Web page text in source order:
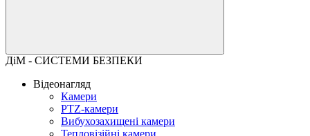
ДіМ - СИСТЕМИ БЕЗПЕКИ
Відеонагляд
Камери
PTZ-камери
Вибухозахищені камери
Тепловізійні камери